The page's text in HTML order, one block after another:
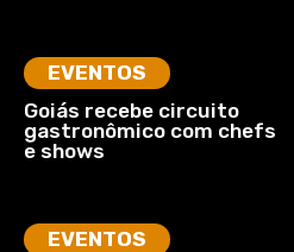
EVENTOS
Goiás recebe circuito
gastronômico com chefs
e shows
EVENTOS